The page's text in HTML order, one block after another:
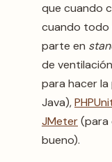
que cuando
cuando todo
parte en
de
para hacer la
Java),
JMeter(para
bueno).